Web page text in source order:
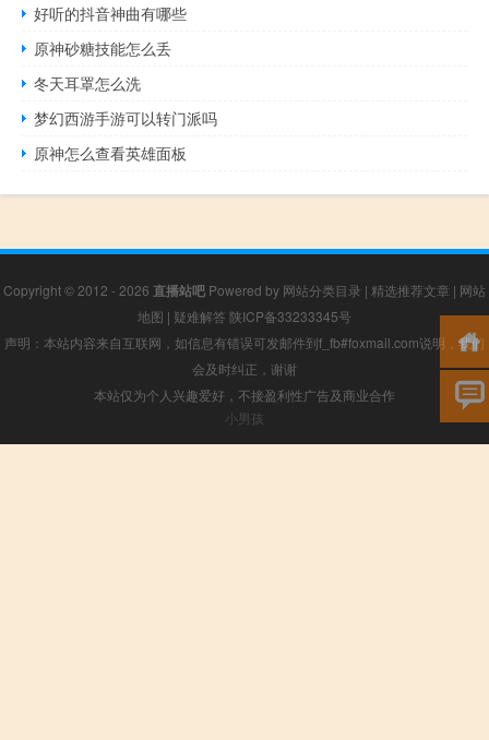
好听的抖音神曲有哪些
原神砂糖技能怎么丢
冬天耳罩怎么洗
梦幻西游手游可以转门派吗
原神怎么查看英雄面板
Copyright © 2012 - 2026 直播站吧 Powered by 网站分类目录 | 精选推荐文章 | 网站
地图 | 疑难解答 陕ICP备33233345号
声明：本站内容来自互联网，如信息有错误可发邮件到f_fb#foxmail.com说明，我们
会及时纠正，谢谢
本站仅为个人兴趣爱好，不接盈利性广告及商业合作
小男孩